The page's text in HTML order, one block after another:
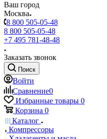
Ваш город
Москва
8 800 505-05-48
8 800 505-05-48
+7 495 781-48-48
Заказать звонок
Поиск
Войти
Сравнение0
Избранные товары 0
Корзина 0
Каталог
Компрессоры